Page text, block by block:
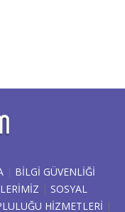
| BILGI GÜVENLIĞI
| SOSYAL
HİZMETLERİ |